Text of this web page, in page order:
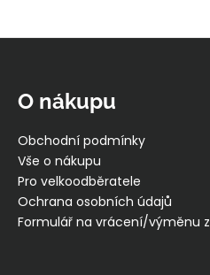
O nákupu
Obchodní podmínky
Vše o nákupu
Pro velkoodběratele
Ochrana osobních údajů
Formulář na vrácení/výměnu